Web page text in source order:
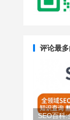
评论最
SEO百科: